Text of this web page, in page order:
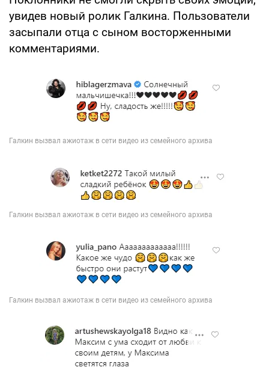
увидев новый ролик Галкина. Пользователи
засыпали отца с сыном восторженными
комментариями.